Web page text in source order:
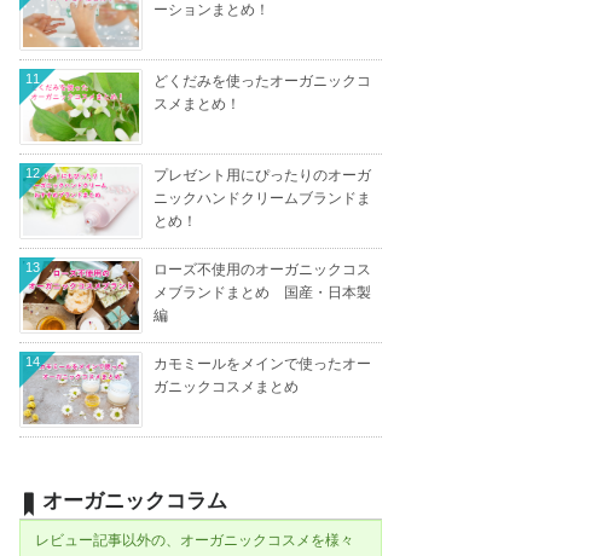
ーションまとめ！
どくだみを使ったオーガニックコ
スメまとめ！
11
プレゼント用にぴったりのオーガ
ニックハンドクリームブランドま
とめ！
12
ローズ不使用のオーガニックコス
メブランドまとめ 国産・日本製
編
13
カモミールをメインで使ったオー
ガニックコスメまとめ
14
オーガニックコラム
レビュー記事以外の、オーガニックコスメを様々